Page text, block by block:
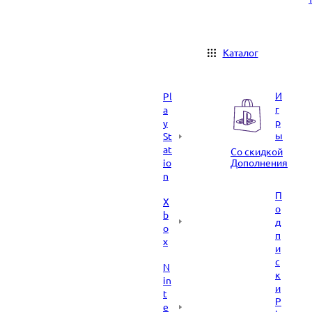
Каталог
Pl
a
y
St
at
io
n
X
b
o
x
N
in
t
e
И
г
р
ы
Со скидкой
Дополнения
П
о
д
п
и
с
к
и
P